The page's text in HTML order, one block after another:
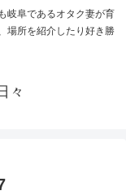
岐阜であるオタク妻が育
場所を紹介したり好き勝
々